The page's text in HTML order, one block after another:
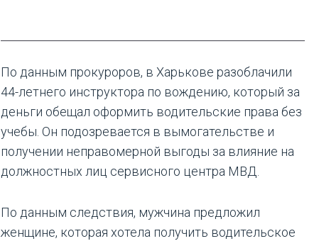
По данным прокуроров, в Харькове разоблачили
44-летнего инструктора по вождению, который за
деньги обещал оформить водительские права без
учебы. Он подозревается в вымогательстве и
получении неправомерной выгоды за влияние на
должностных лиц сервисного центра МВД.
По данным следствия, мужчина предложил
женщине, которая хотела получить водительское